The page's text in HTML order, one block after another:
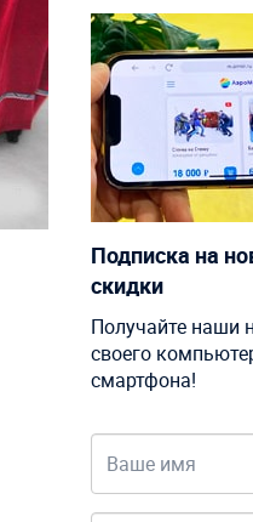
Подписка на
скидки
Получайте наши
своего
смартфона!